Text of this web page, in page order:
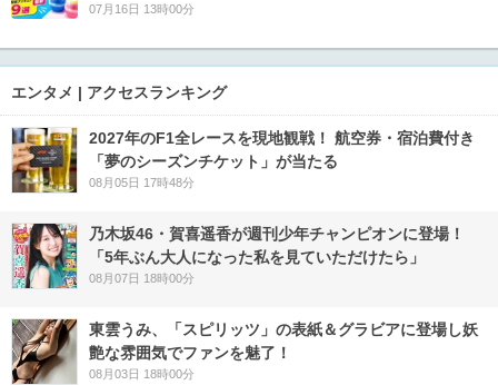
07月16日 13時00分
エンタメ | アクセスランキング
2027年のF1全レースを現地観戦！ 航空券・宿泊費付き
「夢のシーズンチケット」が当たる
08月05日 17時48分
乃木坂46・賀喜遥香が週刊少年チャンピオンに登場！
「5年ぶん大人になった私を見ていただけたら」
08月07日 18時00分
東雲うみ、「スピリッツ」の表紙＆グラビアに登場し妖
艶な雰囲気でファンを魅了！
08月03日 18時00分